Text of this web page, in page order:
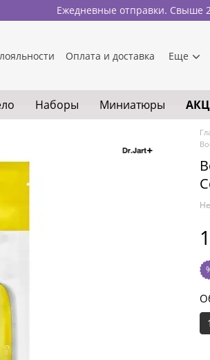
Ежедневные отправки. Свыше
Оплата и доставка Еще
Наборы Миниатюры